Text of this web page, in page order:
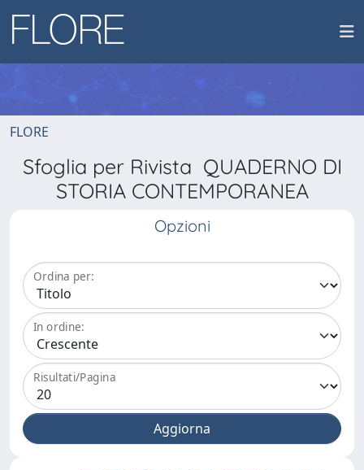
FLORE
Sfoglia per Rivista QUADERNO DI
STORIA CONTEMPORANEA
Opzioni
Ordina per:
In ordine:
Risultati/Pagina